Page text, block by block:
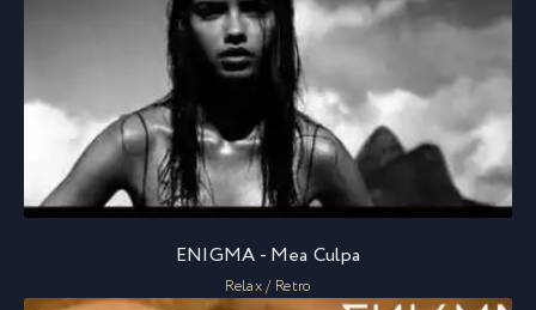
ENIGMA - Mea Culpa
Relax / Retro